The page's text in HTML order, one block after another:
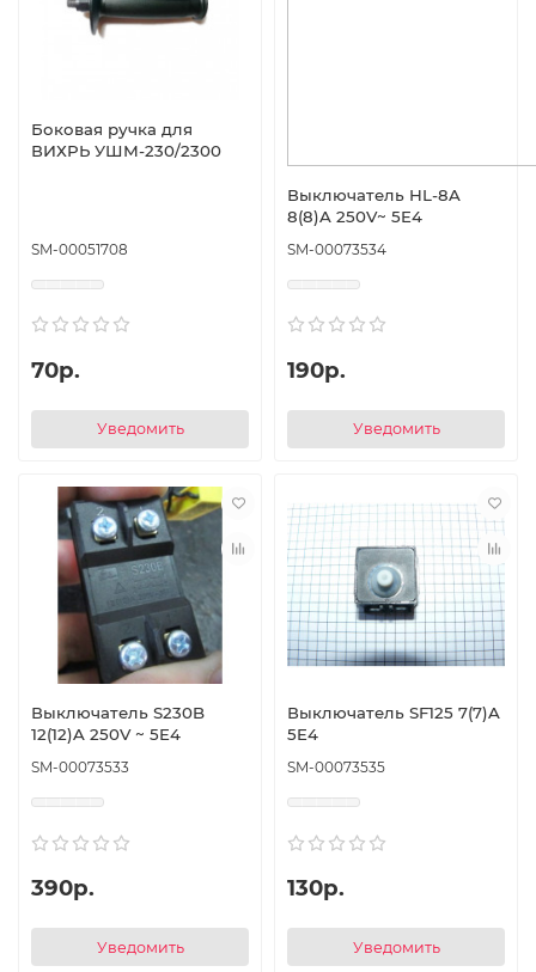
Боковая ручка для
ВИХРЬ УШМ-230/2300
SM-00051708
70р.
Уведомить
Выключатель HL-8A
8(8)A 250V~ 5E4
SM-00073534
190р.
Уведомить
Выключатель S230B
12(12)A 250V ~ 5E4
SM-00073533
390р.
Уведомить
Выключатель SF125 7(7)A
5E4
SM-00073535
130р.
Уведомить